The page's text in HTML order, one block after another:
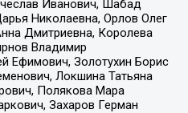
Иванович, Шабад
Николаевна, Орлов Олег
Дмитриевна, Королева
Владимир
Ефимович, Золотухин Борис
Локшина Татьяна
Полякова Мара
Захаров Герман